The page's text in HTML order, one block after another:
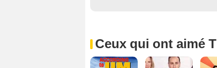
Ceux qui ont aimé